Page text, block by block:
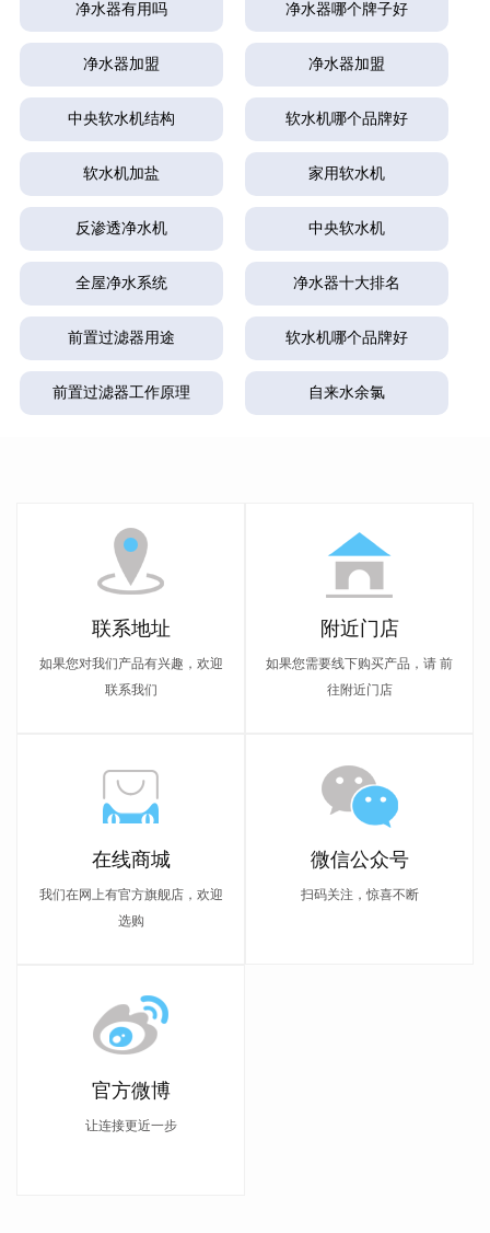
净水器有用吗 净水器哪个牌子好
净水器加盟 净水器加盟
中央软水机结构 软水机哪个品牌好
软水机加盐 家用软水机
反渗透净水机 中央软水机
全屋净水系统 净水器十大排名
前置过滤器用途 软水机哪个品牌好
前置过滤器工作原理 自来水余氯
联系地址
如果您对我们产品有兴趣，欢迎
联系我们
附近门店
如果您需要线下购买产品，请 前
往附近门店
在线商城
我们在网上有官方旗舰店，欢迎
选购
微信公众号
扫码关注，惊喜不断
官方微博
让连接更近一步